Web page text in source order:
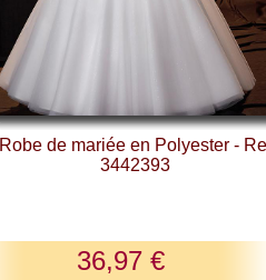
Robe de mariée en Polyester -
3442393
36,97 €